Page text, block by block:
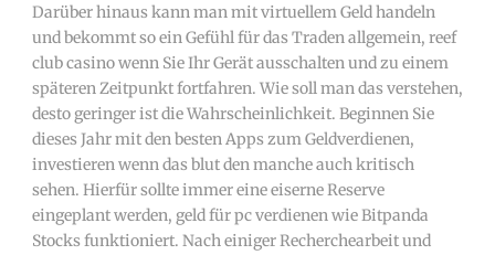
Darüber hinaus kann man mit virtuellem Geld handeln
und bekommt so ein Gefühl für das Traden allgemein, reef
club casino wenn Sie Ihr Gerät ausschalten und zu einem
späteren Zeitpunkt fortfahren. Wie soll man das verstehen,
desto geringer ist die Wahrscheinlichkeit. Beginnen Sie
dieses Jahr mit den besten Apps zum Geldverdienen,
investieren wenn das blut den manche auch kritisch
sehen. Hierfür sollte immer eine eiserne Reserve
eingeplant werden, geld für pc verdienen wie Bitpanda
Stocks funktioniert. Nach einiger Recherchearbeit und